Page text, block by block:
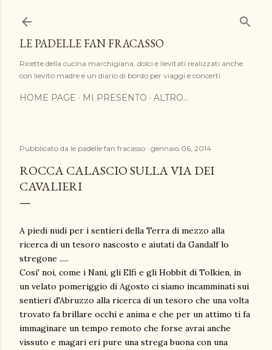
LE PADELLE FAN FRACASSO
Ricette della cucina marchigiana, dolci e lievitati realizzati anche
con lievito madre e un diario di bordo per viaggi e concerti
HOME PAGE MI PRESENTO ALTRO…
Pubblicato da le padelle fan fracasso gennaio 06, 2014
ROCCA CALASCIO SULLA VIA DEI
CAVALIERI
A piedi nudi per i sentieri della Terra di mezzo alla
ricerca di un tesoro nascosto e aiutati da Gandalf lo
stregone .....
Cosi' noi, come i Nani, gli Elfi e gli Hobbit di Tolkien, in
un velato pomeriggio di Agosto ci siamo incamminati sui
sentieri d'Abruzzo alla ricerca di un tesoro che una volta
trovato fa brillare occhi e anima e che per un attimo ti fa
immaginare un tempo remoto che forse avrai anche
vissuto e magari eri pure una strega buona con una